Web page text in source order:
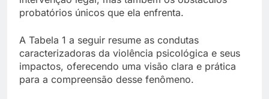
probatórios únicos que ela enfrenta.
A Tabela 1 a seguir resume as condutas
caracterizadoras da violência psicológica e seus
impactos, oferecendo uma visão clara e prática
para a compreensão desse fenômeno.